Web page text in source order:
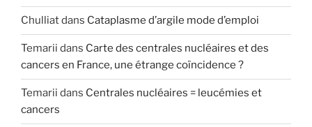
Chulliatdans Cataplasme d’argile mode d’emploi
Temarii dans Carte des centrales nucléaires et des
cancers en France, une étrange coïncidence ?
Temarii dans Centrales nucléaires = leucémies et
cancers